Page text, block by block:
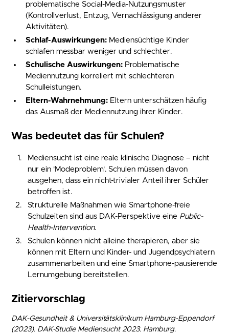
problematische Social-Media-Nutzungsmuster
(Kontrollverlust, Entzug, Vernachlässigung anderer
Aktivitäten).
Schlaf-Auswirkungen: Mediensüchtige Kinder
schlafen messbar weniger und schlechter.
Schulische Auswirkungen: Problematische
Mediennutzung korreliert mit schlechteren
Schulleistungen.
Eltern-Wahrnehmung: Eltern unterschätzen häufig
das Ausmaß der Mediennutzung ihrer Kinder.
Was bedeutet das für Schulen?
Mediensucht ist eine reale klinische Diagnose – nicht
nur ein 'Modeproblem'. Schulen müssen davon
ausgehen, dass ein nicht-trivialer Anteil ihrer Schüler
betroffen ist.
Strukturelle Maßnahmen wie Smartphone-freie
Schulzeiten sind aus DAK-Perspektive eine Public-
Health-Intervention.
Schulen können nicht alleine therapieren, aber sie
können mit Eltern und Kinder- und Jugendpsychiatern
zusammenarbeiten und eine Smartphone-pausierende
Lernumgebung bereitstellen.
Zitiervorschlag
DAK-Gesundheit & Universitätsklinikum Hamburg-Eppendorf
(2023). DAK-Studie Mediensucht 2023. Hamburg.